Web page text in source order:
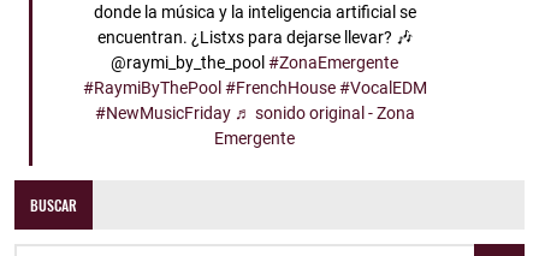
donde la música y la inteligencia artificial se
encuentran. ¿Listxs para dejarse llevar? 🎶
@raymi_by_the_pool#ZonaEmergente
#RaymiByThePool #FrenchHouse #VocalEDM
#NewMusicFriday ♬ sonido original - Zona
Emergente
BUSCAR